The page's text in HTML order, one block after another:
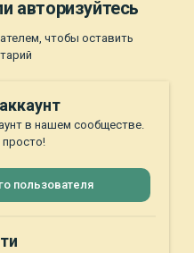
авторизуйтесь
чтобы оставить
в нашем сообществе.
просто!
пользователя